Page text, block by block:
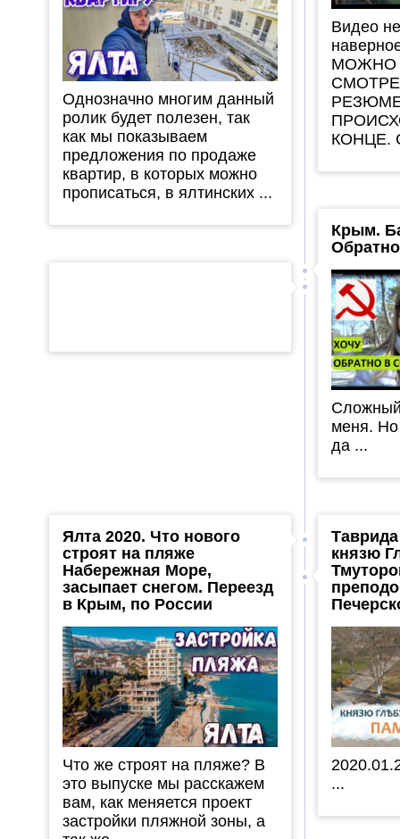
Видео
МОЖНО
КОНЦЕ.
Однозначно многим данный
ролик будет полезен, так
как мы показываем
предложения по продаже
квартир, в которых можно
прописаться, в ялтинских ...
Крым.
меня. Но
да ...
князю
...
Ялта 2020. Что нового
строят на пляже
Набережная Море,
засыпает снегом. Переезд
в Крым, по России
Что же строят на пляже? В
это выпуске мы расскажем
вам, как меняется проект
застройки пляжной зоны, а